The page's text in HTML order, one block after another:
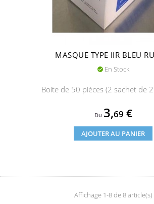
MASQUE TYPE IIR BLEU
 En Stock
Boite de 50 pièces (2 sachet de
Du
Prix
3,69 €
AJOUTER AU PANIER
Affichage 1-8 de 8 article(s)